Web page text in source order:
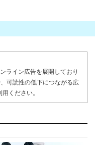
ライン広告を展開しており
可読性の低下につながる広
用ください。